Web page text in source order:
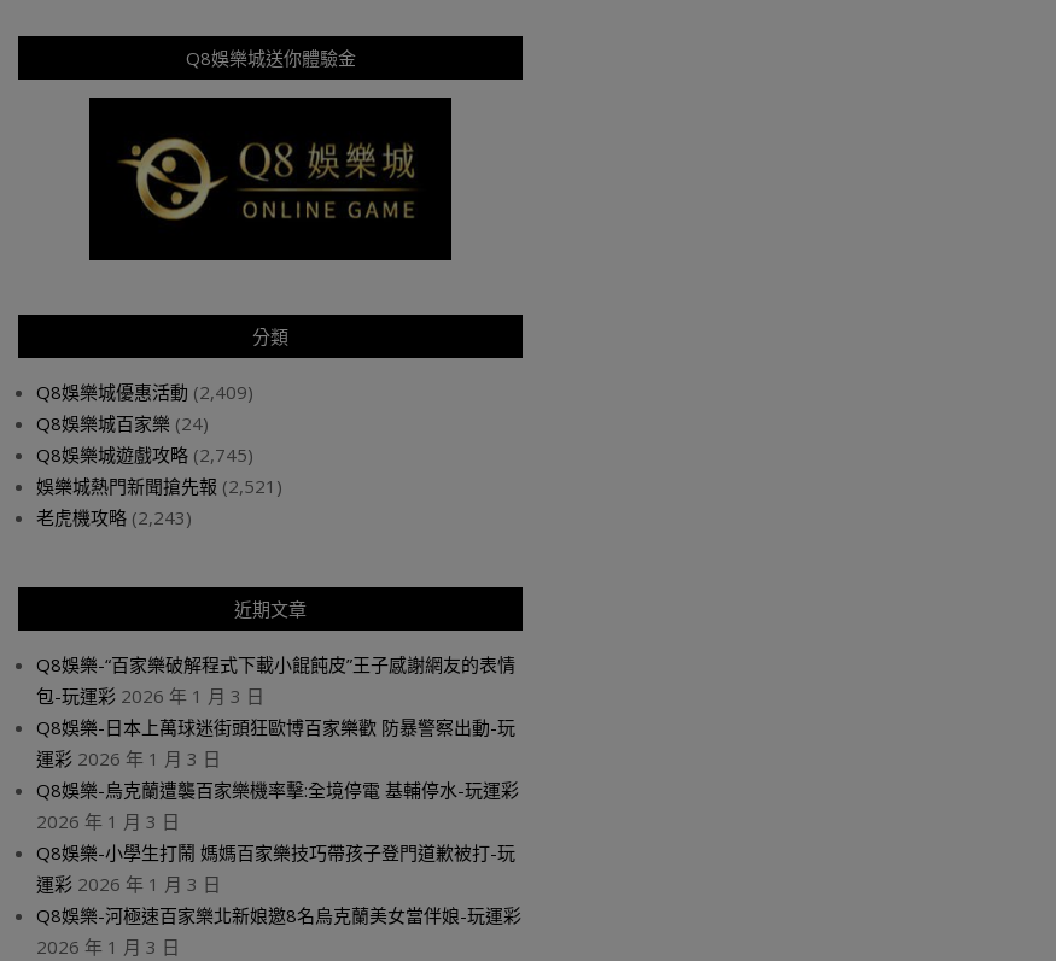
Q8娛樂城送你體驗金
分類
Q8娛樂城優惠活動 (2,409)
Q8娛樂城百家樂 (24)
Q8娛樂城遊戲攻略 (2,745)
娛樂城熱門新聞搶先報 (2,521)
老虎機攻略 (2,243)
近期文章
Q8娛樂-“百家樂破解程式下載小餛飩皮”王子感謝網友的表情
包-玩運彩 2026 年 1 月 3 日
Q8娛樂-日本上萬球迷街頭狂歐博百家樂歡 防暴警察出動-玩
運彩 2026 年 1 月 3 日
Q8娛樂-烏克蘭遭襲百家樂機率擊:全境停電 基輔停水-玩運彩
2026 年 1 月 3 日
Q8娛樂-小學生打鬧 媽媽百家樂技巧帶孩子登門道歉被打-玩
運彩 2026 年 1 月 3 日
Q8娛樂-河極速百家樂北新娘邀8名烏克蘭美女當伴娘-玩運彩
2026 年 1 月 3 日